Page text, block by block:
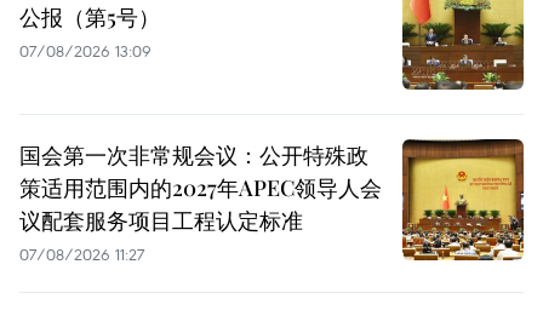
公报（第5号）
07/08/2026 13:09
国会第一次非常规会议：公开特殊政
策适用范围内的2027年APEC领导人会
议配套服务项目工程认定标准
07/08/2026 11:27